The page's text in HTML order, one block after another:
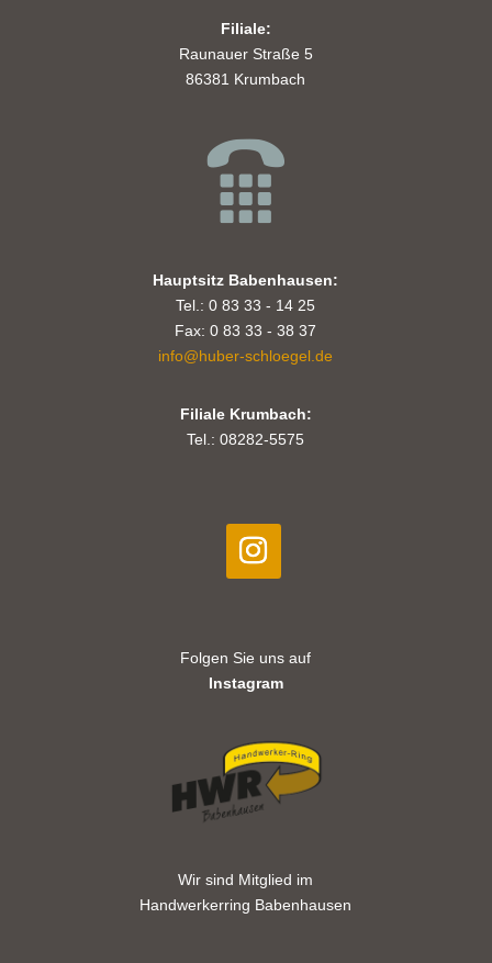
Filiale:
Raunauer Straße 5
86381 Krumbach
Hauptsitz Babenhausen:
Tel.: 0 83 33 - 14 25
Fax: 0 83 33 - 38 37
info@huber-schloegel.de
Filiale Krumbach:
Tel.: 08282-5575
Folgen Sie uns auf
Instagram
Wir sind Mitglied im
Handwerkerring Babenhausen